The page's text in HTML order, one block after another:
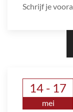
Schrijf je
14 - 17
mei